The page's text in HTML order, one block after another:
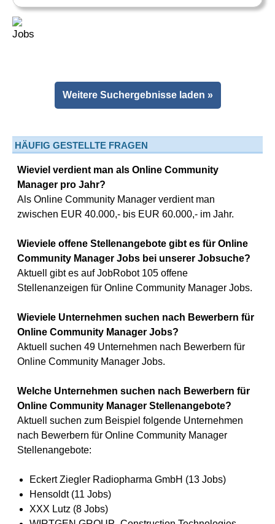
Weitere Suchergebnisse laden »
HÄUFIG GESTELLTE FRAGEN
Wieviel verdient man als Online Community
Manager pro Jahr?
Als Online Community Manager verdient man
zwischen EUR 40.000,- bis EUR 60.000,- im Jahr.
Wieviele offene Stellenangebote gibt es für Online
Community Manager Jobs bei unserer Jobsuche?
Aktuell gibt es auf JobRobot 105 offene
Stellenanzeigen für Online Community Manager Jobs.
Wieviele Unternehmen suchen nach Bewerbern für
Online Community Manager Jobs?
Aktuell suchen 49 Unternehmen nach Bewerbern für
Online Community Manager Jobs.
Welche Unternehmen suchen nach Bewerbern für
Online Community Manager Stellenangebote?
Aktuell suchen zum Beispiel folgende Unternehmen
nach Bewerbern für Online Community Manager
Stellenangebote:
Eckert Ziegler Radiopharma GmbH (13 Jobs)
Hensoldt (11 Jobs)
XXX Lutz (8 Jobs)